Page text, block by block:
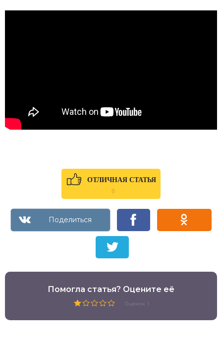
ОТЛИЧНАЯ СТАТЬЯ
0
Помогла статья? Оцените её
Оценок: 1